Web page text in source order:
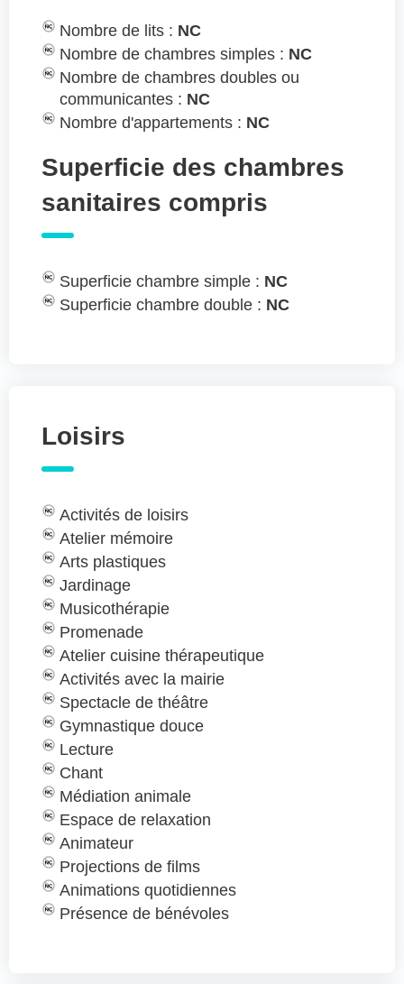
Nombre de lits : NC
Nombre de chambres simples : NC
Nombre de chambres doubles ou
communicantes : NC
Nombre d'appartements : NC
Superficie des chambres
sanitaires compris
Superficie chambre simple : NC
Superficie chambre double : NC
Loisirs
Activités de loisirs
Atelier mémoire
Arts plastiques
Jardinage
Musicothérapie
Promenade
Atelier cuisine thérapeutique
Activités avec la mairie
Spectacle de théâtre
Gymnastique douce
Lecture
Chant
Médiation animale
Espace de relaxation
Animateur
Projections de films
Animations quotidiennes
Présence de bénévoles